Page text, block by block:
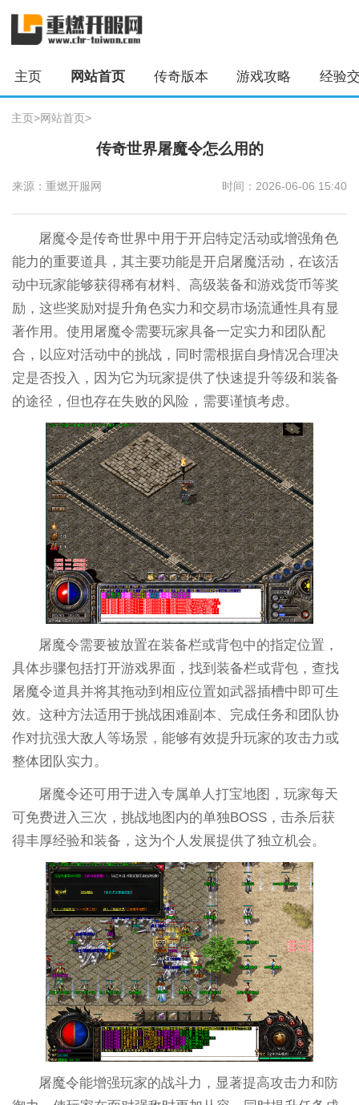
主页 网站首页 传奇版本 游戏攻略 经验
主页>网站首页>
传奇世界屠魔令怎么用的
来源：重燃开服网 时间：2026-06-06 15:40
屠魔令是传奇世界中用于开启特定活动或增强角色
能力的重要道具，其主要功能是开启屠魔活动，在该活
动中玩家能够获得稀有材料、高级装备和游戏货币等奖
励，这些奖励对提升角色实力和交易市场流通性具有显
著作用。使用屠魔令需要玩家具备一定实力和团队配
合，以应对活动中的挑战，同时需根据自身情况合理决
定是否投入，因为它为玩家提供了快速提升等级和装备
的途径，但也存在失败的风险，需要谨慎考虑。
屠魔令需要被放置在装备栏或背包中的指定位置，
具体步骤包括打开游戏界面，找到装备栏或背包，查找
屠魔令道具并将其拖动到相应位置如武器插槽中即可生
效。这种方法适用于挑战困难副本、完成任务和团队协
作对抗强大敌人等场景，能够有效提升玩家的攻击力或
整体团队实力。
屠魔令还可用于进入专属单人打宝地图，玩家每天
可免费进入三次，挑战地图内的单独BOSS，击杀后获
得丰厚经验和装备，这为个人发展提供了独立机会。
屠魔令能增强玩家的战斗力，显著提高攻击力和防